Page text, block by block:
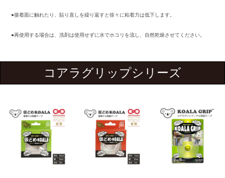
●接着面に触れたり、貼り直しを繰り返すと徐々に粘着力は低下します。
●再使用する場合は、洗剤は使用せずに水でホコリを流し、自然乾燥させてください。
コアラグリップシリーズ